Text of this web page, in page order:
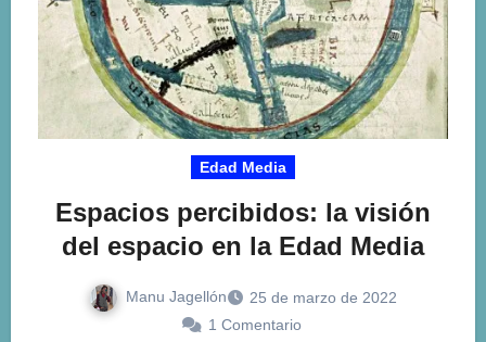
Edad Media
Espacios percibidos: la visión
del espacio en la Edad Media
Manu Jagellón
25 de marzo de 2022
1 Comentario